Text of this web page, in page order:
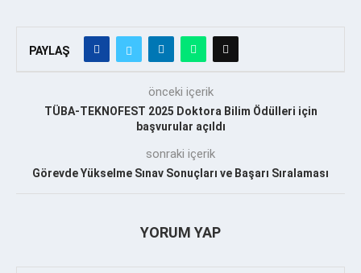
PAYLAŞ
önceki içerik
TÜBA-TEKNOFEST 2025 Doktora Bilim Ödülleri için
başvurular açıldı
sonraki içerik
Görevde Yükselme Sınav Sonuçları ve Başarı Sıralaması
YORUM YAP